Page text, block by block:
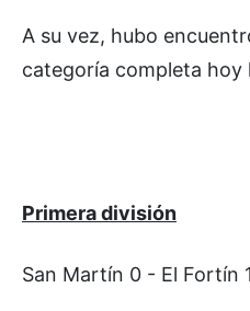
A su vez, hubo
categoría completa hoy
Primera división
San Martín 0 - El Fortín